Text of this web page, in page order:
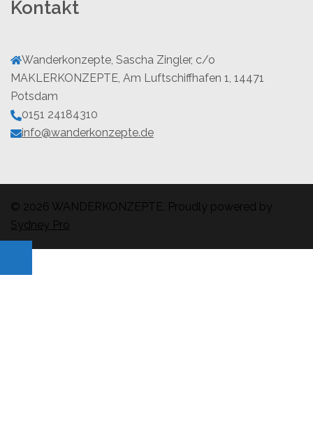
Kontakt
Wanderkonzepte, Sascha Zingler, c/o
MAKLERKONZEPTE, Am Luftschiffhafen 1, 14471
Potsdam
0151 24184310
info@wanderkonzepte.de
© 2026 WANDERKONZEPTE. Proudly powered by
Sydney Pro